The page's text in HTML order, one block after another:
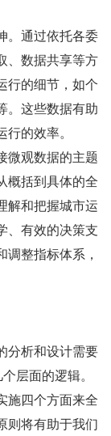
。通过依托各委
、数据共享等方
行的细节，如个
。这些数据有助
的效率。
微观数据的主题
概括到具体的全
解和把握城市运
、有效的决策支
整指标体系，
分析和设计需要
层面的逻辑。
施四个方面来全
则将有助于我们